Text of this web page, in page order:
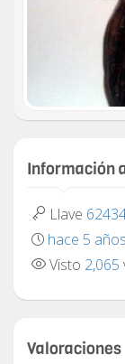
Información
Llave
hace 5 años
Visto 2,065
Valoraciones